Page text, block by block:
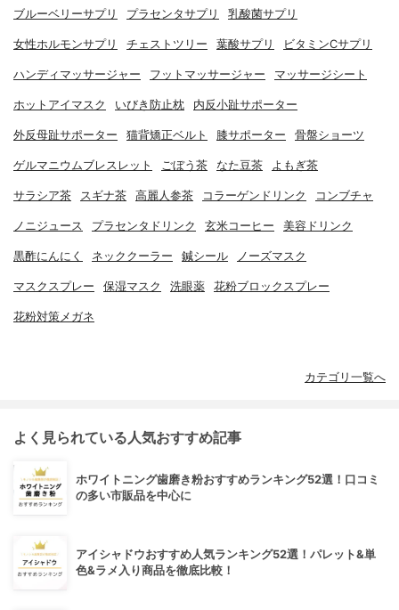
ブルーベリーサプリ プラセンタサプリ 乳酸菌サプリ
女性ホルモンサプリ チェストツリー 葉酸サプリ ビタミンCサプリ
ハンディマッサージャー フットマッサージャー マッサージシート
ホットアイマスク いびき防止枕 内反小趾サポーター
外反母趾サポーター 猫背矯正ベルト 膝サポーター 骨盤ショーツ
ゲルマニウムブレスレット ごぼう茶 なた豆茶 よもぎ茶
サラシア茶 スギナ茶 高麗人参茶 コラーゲンドリンク コンブチャ
ノニジュース プラセンタドリンク 玄米コーヒー 美容ドリンク
黒酢にんにく ネッククーラー 鍼シール ノーズマスク
マスクスプレー 保湿マスク 洗眼薬 花粉ブロックスプレー
花粉対策メガネ
カテゴリ一覧へ
よく見られている人気おすすめ記事
ホワイトニング歯磨き粉おすすめランキング52選！口コミ
の多い市販品を中心に
アイシャドウおすすめ人気ランキング52選！パレット&単
色&ラメ入り商品を徹底比較！